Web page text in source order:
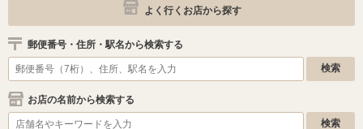
よく行くお店から探す
郵便番号・住所・駅名から検索する
お店の名前から検索する